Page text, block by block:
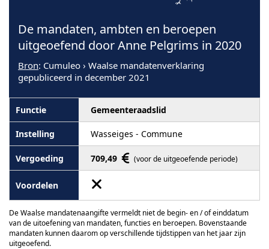
De mandaten, ambten en beroepen
uitgeoefend door Anne Pelgrims in 2020
Bron: Cumuleo › Waalse mandatenverklaring
gepubliceerd in december 2021
Gemeenteraadslid
Wasseiges - Commune
709,49 (voor de uitgeoefende periode)
De Waalse mandatenaangifte vermeldt niet de begin- en / of einddatum
van de uitoefening van mandaten, functies en beroepen. Bovenstaande
mandaten kunnen daarom op verschillende tijdstippen van het jaar zijn
uitgeoefend.